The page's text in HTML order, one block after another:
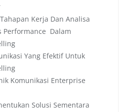
Kerja Dan Analisa
Performance Dalam
Yang Efektif Untuk
Komunikasi Enterprise
Solusi Sementara